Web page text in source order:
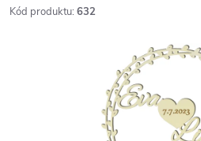
Kód produktu: 632